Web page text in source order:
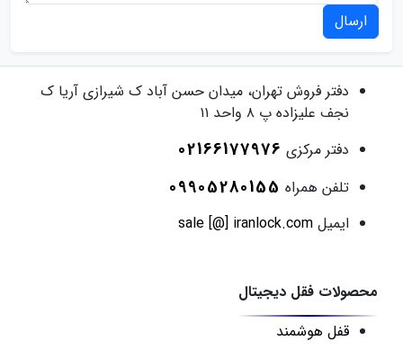
ارسال
دفتر فروش تهران، میدان حسن آباد ک شیرازی آریا ک
نجف علیزاده پ ۸ واحد ۱۱
دفتر مرکزی 02166177976
تلفن همراه 09905280155
ایمیل sale [@] iranlock.com
محصولات فقل دیجیتال
قفل هوشمند